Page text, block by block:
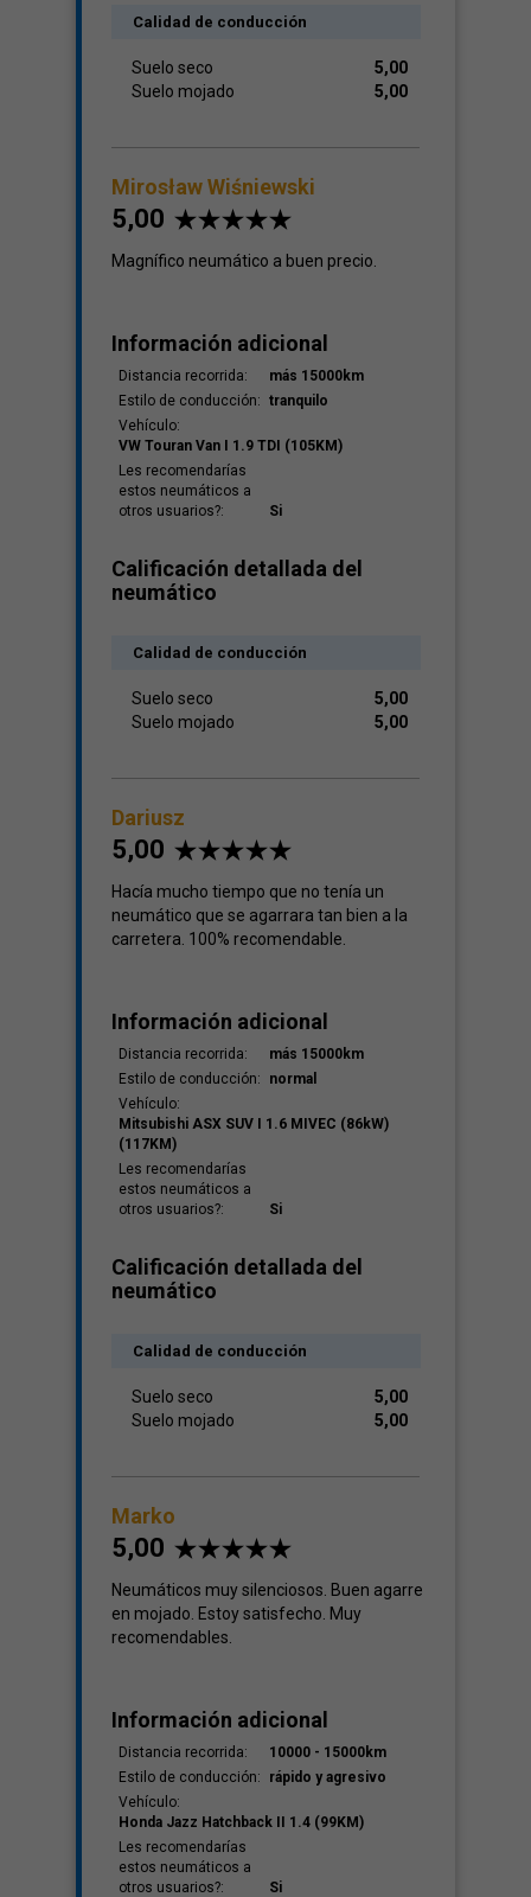
Calidad de conducción
Suelo seco
5,00
Suelo mojado
5,00
Mirosław Wiśniewski
5,00
Magnífico neumático a buen precio.
Información adicional
Distancia recorrida:
más 15000km
Estilo de conducción: tranquilo
Vehículo:
VW Touran Van I 1.9 TDI (105KM)
Les recomendarías
estos neumáticos a
otros usuarios?:
Si
Calificación detallada del
neumático
Calidad de conducción
Suelo seco
5,00
Suelo mojado
5,00
Dariusz
5,00
Hacía mucho tiempo que no tenía un
neumático que se agarrara tan bien a la
carretera. 100% recomendable.
Información adicional
Distancia recorrida:
más 15000km
Estilo de conducción:
normal
Vehículo:
Mitsubishi ASX SUV I 1.6 MIVEC (86kW)
(117KM)
Les recomendarías
estos neumáticos a
otros usuarios?:
Si
Calificación detallada del
neumático
Calidad de conducción
Suelo seco
5,00
Suelo mojado
5,00
Marko
5,00
Neumáticos muy silenciosos. Buen agarre
en mojado. Estoy satisfecho. Muy
recomendables.
Información adicional
Distancia recorrida:
10000 - 15000km
Estilo de conducción:
rápido y agresivo
Vehículo:
Honda Jazz Hatchback II 1.4 (99KM)
Les recomendarías
estos neumáticos a
otros usuarios?:
Si